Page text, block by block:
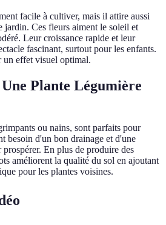
facile à cultiver, mais il attire aussi
jardin. Ces fleurs aiment le soleil et
Leur croissance rapide et leur
fascinant, surtout pour les enfants.
un effet visuel optimal.
Plante Légumière
ou nains, sont parfaits pour
besoin d'un bon drainage et d'une
En plus de produire des
améliorent la qualité du sol en ajoutant
pour les plantes voisines.